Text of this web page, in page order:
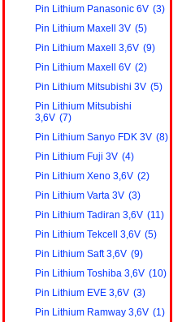
Pin Lithium Panasonic 6V (3)
Pin Lithium Maxell 3V (5)
Pin Lithium Maxell 3,6V (9)
Pin Lithium Maxell 6V (2)
Pin Lithium Mitsubishi 3V (5)
Pin Lithium Mitsubishi
3,6V (7)
Pin Lithium Sanyo FDK 3V (8)
Pin Lithium Fuji 3V (4)
Pin Lithium Xeno 3,6V (2)
Pin Lithium Varta 3V (3)
Pin Lithium Tadiran 3,6V (11)
Pin Lithium Tekcell 3,6V (5)
Pin Lithium Saft 3,6V (9)
Pin Lithium Toshiba 3,6V (10)
Pin Lithium EVE 3,6V (3)
Pin Lithium Ramway 3,6V (1)